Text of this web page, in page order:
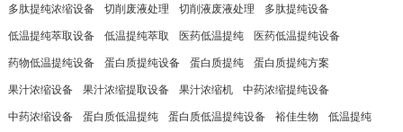
多肽提纯浓缩设备 切削废液处理 切削液废液处理 多肽提纯设备
低温提纯萃取设备 低温提纯萃取 医药低温提纯 医药低温提纯设备
药物低温提纯设备 蛋白质提纯设备 蛋白质提纯 蛋白质提纯方案
果汁浓缩设备 果汁浓缩提取设备 果汁浓缩机 中药浓缩提纯设备
中药浓缩设备 蛋白质低温提纯 蛋白质低温提纯设备 裕佳生物 低温提纯